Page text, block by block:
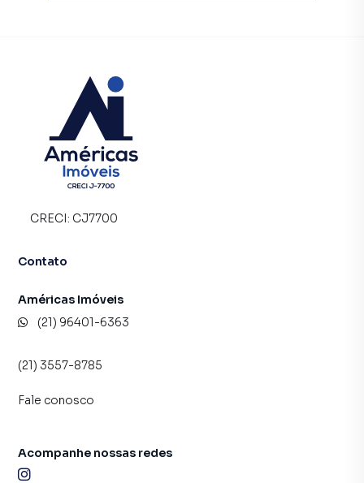
CRECI: CJ7700
Contato
Américas Imóveis
(21) 96401-6363
(21) 3557-8785
Fale conosco
Acompanhe nossas redes